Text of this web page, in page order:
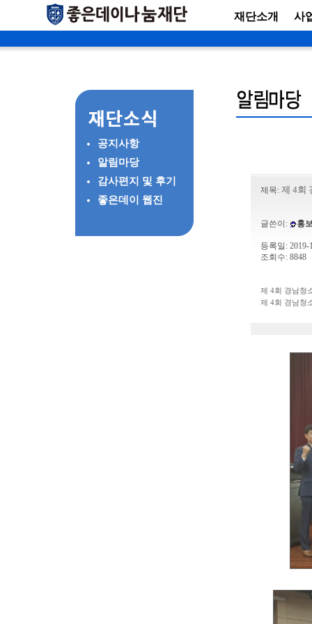
재단소개 사
공지사항
알림마당
감사편지 및 후기
좋은데이 웹진
제목: 제 4회
글쓴이: 홍
등록일: 2019-
조회수: 8848
제 4회 경남청
제 4회 경남청